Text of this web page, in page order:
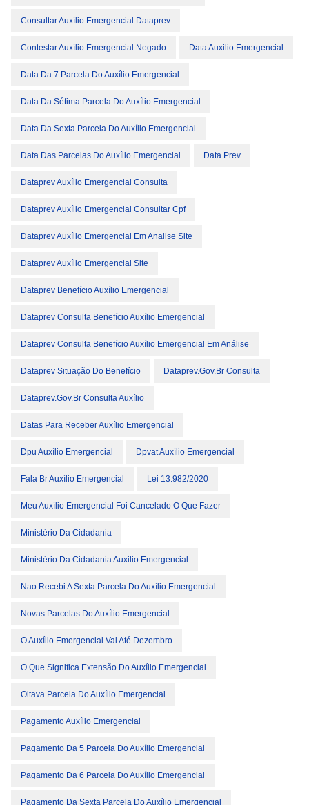
Consultar Auxílio Emergencial Dataprev
Contestar Auxílio Emergencial Negado Data Auxilio Emergencial
Data Da 7 Parcela Do Auxílio Emergencial
Data Da Sétima Parcela Do Auxílio Emergencial
Data Da Sexta Parcela Do Auxílio Emergencial
Data Das Parcelas Do Auxílio Emergencial Data Prev
Dataprev Auxílio Emergencial Consulta
Dataprev Auxílio Emergencial Consultar Cpf
Dataprev Auxílio Emergencial Em Analise Site
Dataprev Auxílio Emergencial Site
Dataprev Benefício Auxílio Emergencial
Dataprev Consulta Benefício Auxílio Emergencial
Dataprev Consulta Benefício Auxílio Emergencial Em Análise
Dataprev Situação Do Benefício Dataprev.gov.br Consulta
Dataprev.gov.br Consulta Auxílio
Datas Para Receber Auxílio Emergencial
Dpu Auxílio Emergencial Dpvat Auxílio Emergencial
Fala Br Auxílio Emergencial Lei 13.982/2020
Meu Auxílio Emergencial Foi Cancelado O Que Fazer
Ministério Da Cidadania
Ministério Da Cidadania Auxilio Emergencial
Nao Recebi A Sexta Parcela Do Auxílio Emergencial
Novas Parcelas Do Auxílio Emergencial
O Auxílio Emergencial Vai Até Dezembro
O Que Significa Extensão Do Auxílio Emergencial
Oitava Parcela Do Auxílio Emergencial
Pagamento Auxílio Emergencial
Pagamento Da 5 Parcela Do Auxílio Emergencial
Pagamento Da 6 Parcela Do Auxílio Emergencial
Pagamento Da Sexta Parcela Do Auxílio Emergencial